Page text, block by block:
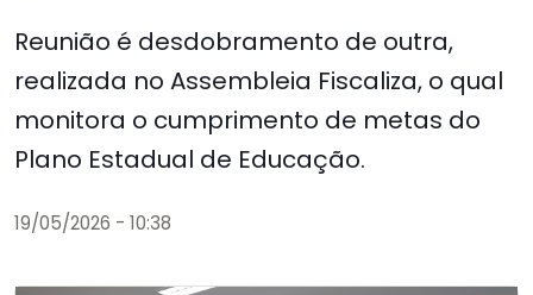
Reunião é desdobramento de outra,
realizada no Assembleia Fiscaliza, o qual
monitora o cumprimento de metas do
Plano Estadual de Educação.
19/05/2026 - 10:38